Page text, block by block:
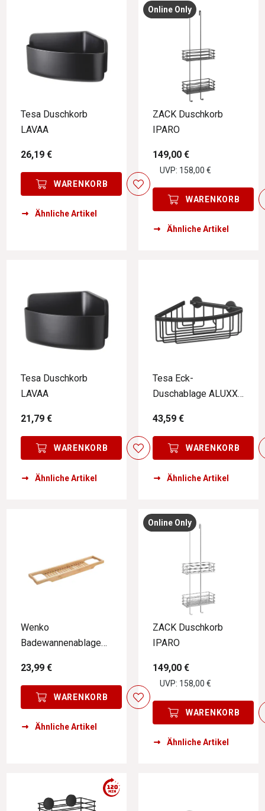
Tesa Duschkorb
LAVAA
26,19 €
WARENKORB
Ähnliche Artikel
Online Only
ZACK Duschkorb
IPARO
149,00 €
UVP: 158,00 €
WARENKORB
Ähnliche Artikel
Tesa Duschkorb
LAVAA
21,79 €
WARENKORB
Ähnliche Artikel
Tesa Eck-
Duschablage ALUXX
43,59 €
WARENKORB
Ähnliche Artikel
Wenko
Badewannenablage
23,99 €
WARENKORB
Ähnliche Artikel
Online Only
ZACK Duschkorb
IPARO
149,00 €
UVP: 158,00 €
WARENKORB
Ähnliche Artikel